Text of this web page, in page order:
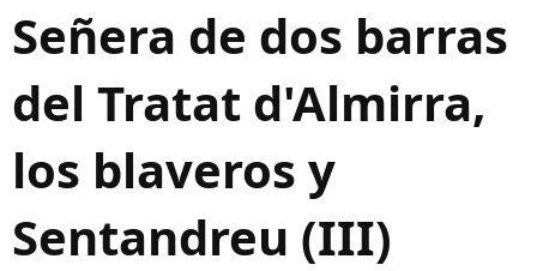
Señera de dos barras
del Tratat d'Almirra,
los blaveros y
Sentandreu (III)